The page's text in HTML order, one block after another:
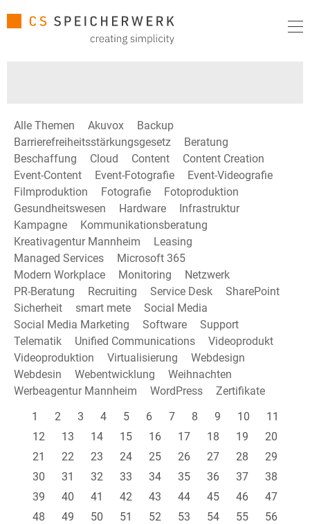
Alle Themen Akuvox
Backup
Barrierefreiheitsstärkungsgesetz
Beratung
Beschaffung
Cloud Content
Content Creation
Event-Content
Event-Fotografie
Event-Videografie
Filmproduktion
Fotografie
Fotoproduktion
Gesundheitswesen
Hardware
Infrastruktur
Kampagne
Kommunikationsberatung
Kreativagentur Mannheim
Leasing
Managed Services
Microsoft 365
Modern Workplace
Monitoring
Netzwerk
PR-Beratung
Recruiting Service Desk
SharePoint
Sicherheit
smart mete
Social Media
Social Media Marketing
Software
Support
Telematik
Unified Communications
Videoprodukt
Videoproduktion
Virtualisierung
Webdesign
Webdesin
Webentwicklung
Weihnachten
Werbeagentur Mannheim
WordPress
Zertifikate
1
2 3 4 5 6 7 8 9 10
11
12
13 14 15 16 17 18 19
20
21
22 23 24 25 26 27 28
29
30
31 32 33 34 35 36 37
38
39
40 41 42 43 44 45 46
47
48
49 50 51 52 53 54 55
56